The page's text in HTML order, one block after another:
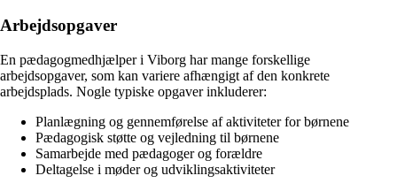
Arbejdsopgaver
En pædagogmedhjælper i Viborg har mange forskellige
arbejdsopgaver, som kan variere afhængigt af den konkrete
arbejdsplads. Nogle typiske opgaver inkluderer:
Planlægning og gennemførelse af aktiviteter for børnene
Pædagogisk støtte og vejledning til børnene
Samarbejde med pædagoger og forældre
Deltagelse i møder og udviklingsaktiviteter